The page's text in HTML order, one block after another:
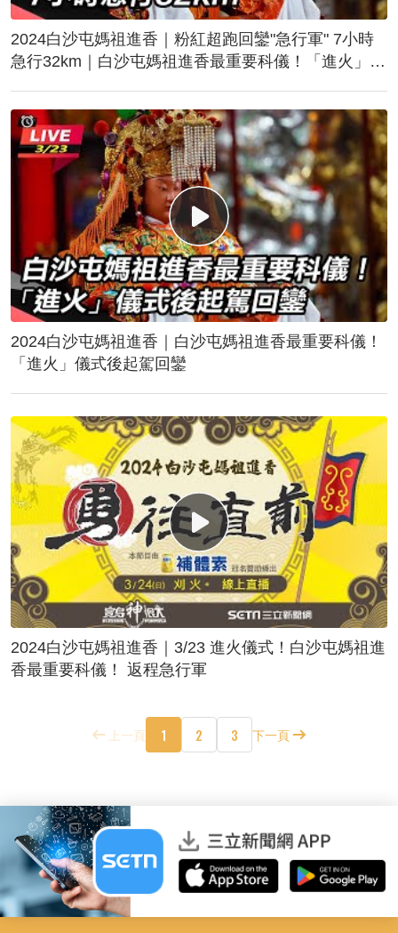
2024白沙屯媽祖進香｜粉紅超跑回鑾"急行軍" 7小時
急行32km｜白沙屯媽祖進香最重要科儀！「進火」儀
2024白沙屯媽祖進香｜白沙屯媽祖進香最重要科儀！
「進火」儀式後起駕回鑾
2024白沙屯媽祖進香｜3/23 進火儀式！白沙屯媽祖進
香最重要科儀！ 返程急行軍
上一頁 1 2 3 下一頁